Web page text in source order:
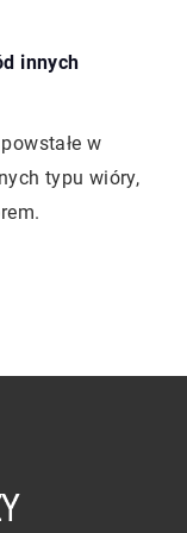
innych
w
typu wióry,